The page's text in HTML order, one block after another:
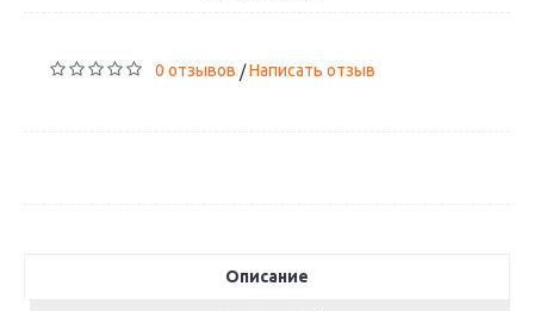
0 отзывов /Написать отзыв
Описание